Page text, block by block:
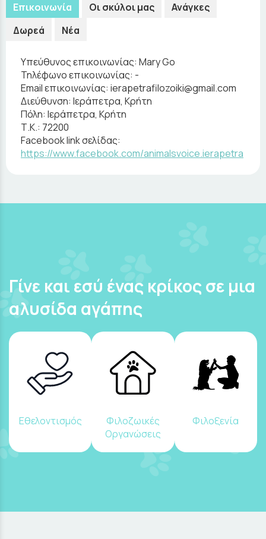
Επικοινωνία Οι σκύλοι μας
Ανάγκες
Δωρεά
Νέα
Υπεύθυνος επικοινωνίας: Mary Go
Τηλέφωνο επικοινωνίας: -
Email επικοινωνίας: ierapetrafilozoiki@gmail.com
Διεύθυνση: Ιεράπετρα, Κρήτη
Πόλη: Ιεράπετρα, Κρήτη
Τ.Κ.: 72200
Facebook link σελίδας:
https://www.facebook.com/animalsvoice.ierapetra
Γίνε και εσύ ένας κρίκος σε μια
αλυσίδα αγάπης
Εθελοντισμός
Φιλοζωικές
Οργανώσεις
Φιλοξενία